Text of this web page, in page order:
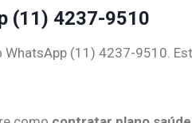
(11) 4237-9510
WhatsApp (11) 4237-9510.